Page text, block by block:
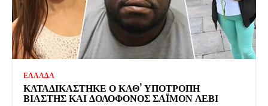
ΕΛΛΑΔΑ
ΚΑΤΑΔΙΚΑΣΤΗΚΕ Ο ΚΑΘ’ ΥΠΟΤΡΟΠΗ
ΒΙΑΣΤΗΣ ΚΑΙ ΔΟΛΟΦΟΝΟΣ ΣΑΪΜΟΝ ΛΕΒΙ